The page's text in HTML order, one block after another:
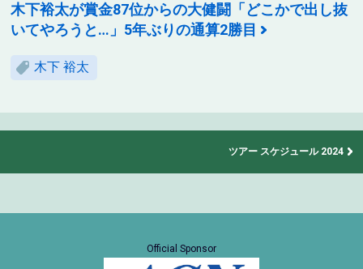
木下裕太が賞金87位からの大健闘「どこかで出し抜
いてやろうと…」5年ぶりの通算2勝目
木下 裕太
ツアー スケジュール 2024
Official Sponsor